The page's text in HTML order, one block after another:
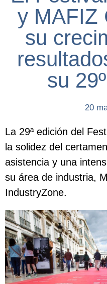
y MAFIZ
su
su
20
La 29ª edición del
la solidez del
asistencia y una
su área de industria,
IndustryZone.